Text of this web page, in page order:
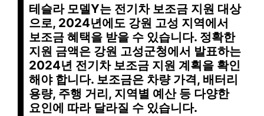
테슬라 모델Y는 전기차 보조금 지원 대상
으로, 2024년에도 강원 고성 지역에서
보조금 혜택을 받을 수 있습니다. 정확한
지원 금액은 강원 고성군청에서 발표하는
2024년 전기차 보조금 지원 계획을 확인
해야 합니다. 보조금은 차량 가격, 배터리
용량, 주행 거리, 지역별 예산등 다양한
요인에 따라 달라질 수 있습니다.